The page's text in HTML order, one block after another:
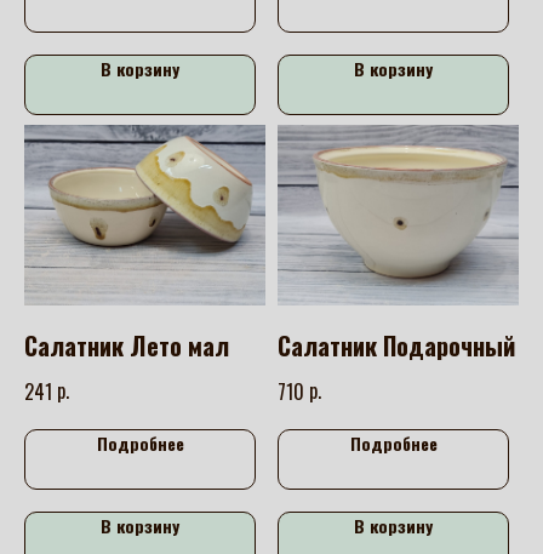
В корзину В корзину
Салатник Лето мал
241 р.
Подробнее
В корзину
Салатник Подарочный
710 р.
Подробнее
В корзину